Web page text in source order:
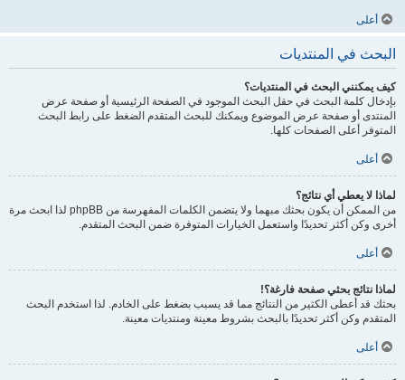
أعلى
البحث في المنتديات
كيف يمكنني البحث في المنتديات؟
بإدخال كلمة البحث في حقل البحث الموجود في الصفحة الرئيسية أو صفحة عرض
المنتدى أو صفحة عرض الموضوع ويمكنك للبحث المتقدم الضغط على رابط البحث
المتوفر أعلى الصفحات كلها.
أعلى
لماذا لا يعطي أي نتائج؟
من الممكن أن يكون بحثك مبهما ولا يتضمن الكلمات المفهرسة من phpBB لذا ابحث مرة
أخرى وكن أكثر تحديدًا واستعمل الخيارات المتوفرة ضمن البحث المتقدم.
أعلى
لماذا نتائج بحثي صفحة فارغة؟!
بحثك قد أعطى الكثير من النتائج مما قد يسبب بضغط على الخادم. لذا استخدم البحث
المتقدم وكن أكثر تحديدًا بالبحث بشروط معينة ومنتديات معينة.
أعلى